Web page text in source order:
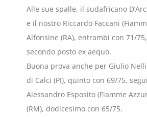
Alle sue spalle, il sudafricano
e il nostro Riccardo Faccani
Alfonsine (RA), entrambi con 71/
secondo posto ex aequo.
Buona prova anche per Giulio
di Calci (PI), quinto con 69/75,
Alessandro Esposito (Fiamme
(RM), dodicesimo con 65/75.